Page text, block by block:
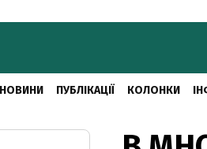
НОВИНИ ПУБЛІКАЦІЇ КОЛОНКИ